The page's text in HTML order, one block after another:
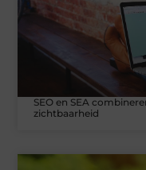
SEO en SEA
zichtbaarheid